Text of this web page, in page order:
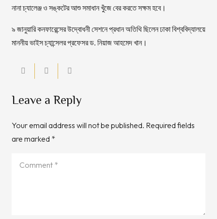
নানা চ্যালেঞ্জ ও সঙ্কটের আশু সমাধান খুঁজে বের করতে সক্ষম হবে।
৯ জানুয়ারি কনফারেন্সের উদ্বোধনী সেশনে প্রধান অতিথি ছিলেন ঢাকা বিশ্ববিদ্যালয়ে
মাননীয় ভাইস চ্যান্সেলর প্রফেসর ড. নিয়াজ আহমেদ খান।
Leave a Reply
Your email address will not be published. Required fields
are marked *